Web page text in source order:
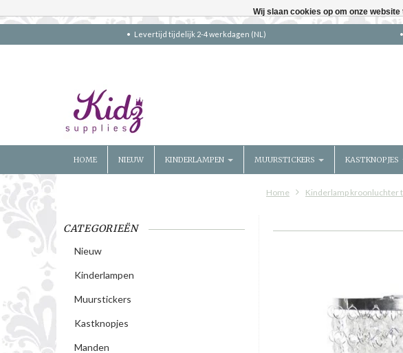
Levertijd tijdelijk 2-4 werkdagen (NL)
HOME NIEUW KINDERLAMPEN MUURSTICKERS KASTKNOPJES
Home Kinderlamp kroonluchter
CATEGORIEËN
Nieuw
Kinderlampen
Muurstickers
Kastknopjes
Manden
Wij slaan cookies op om onze